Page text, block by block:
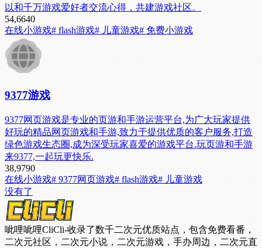
以和千万游戏爱好者交流心得，共建游戏社区。
54,6640
在线小游戏# flash游戏# 儿童游戏# 免费小游戏
9377游戏
9377网页游戏是专业的页游和手游运营平台,为广大玩家提供
好玩的精品网页游戏和手游,致力于提供优质的客户服务,打造
绿色游戏生态圈,成为深受玩家喜爱的游戏平台.玩页游和手游
来9377,一起玩更快乐.
38,9790
在线小游戏# 9377网页游戏# flash游戏# 儿童游戏
没有了
呲哩呲哩CliCli-收录了数千二次元优质站点，包含免费看番，
二次元社区，二次元小说，二次元游戏，手办周边，二次元直